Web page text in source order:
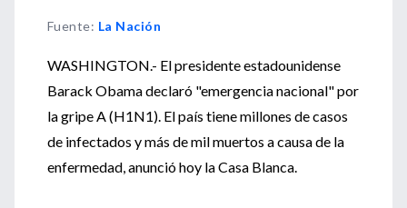
Fuente: La Nación
WASHINGTON.- El presidente estadounidense
Barack Obama declaró "emergencia nacional" por
la gripe A (H1N1). El país tiene millones de casos
de infectados y más de mil muertos a causa de la
enfermedad, anunció hoy la Casa Blanca.